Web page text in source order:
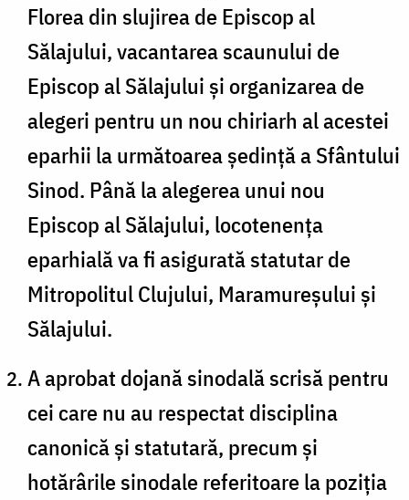
Florea din slujirea de Episcop al
Sălajului, vacantarea scaunului de
Episcop al Sălajului și organizarea de
alegeri pentru un nou chiriarh al acestei
eparhii la următoarea ședință a Sfântului
Sinod. Până la alegerea unui nou
Episcop al Sălajului, locotenența
eparhială va fi asigurată statutar de
Mitropolitul Clujului, Maramureșului și
Sălajului.
A aprobat dojană sinodală scrisă pentru
cei care nu au respectat disciplina
canonică și statutară, precum și
hotărârile sinodale referitoare la poziția